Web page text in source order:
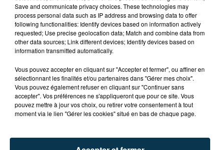
TITRES DIFFUSÉS
7h11
7h11 7h07
7h07
Save and communicate privacy choices. These technologies may
process personal data such as IP address and browsing data to offer
following functionalities: Identify devices based on information actively
requested; Use precise geolocation data; Match and combine data from
other data sources; Link different devices; Identify devices based on
information transmitted automatically.
Vous pouvez accepter en cliquant sur "Accepter et fermer", ou affiner en
sélectionnant les finalités et/ou partenaires dans "Gérer mes choix".
Vous pouvez également refuser en cliquant sur "Continuer sans
accepter". Vos préférences ne s'appliqueront que pour ce site. Vous
pouvez mettre à jour vos choix, ou retirer votre consentement à tout
moment via le lien "Gérer les cookies" situé en bas de chaque page.